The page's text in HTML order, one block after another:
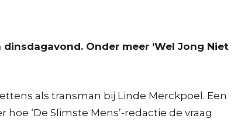
Onder meer ‘Wel Jong Niet
als transman bij Linde Merckpoel. Een
‘De Slimste Mens’-redactie de vraag